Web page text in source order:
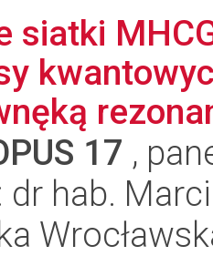
siatki
17 ,
dr hab.